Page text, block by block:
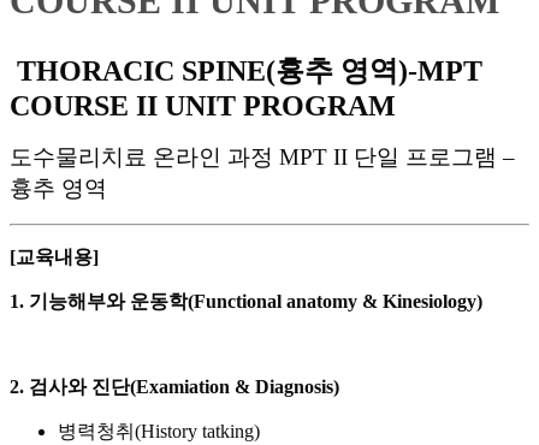
THORACIC SPINE(흉추 영역)-MPT
COURSE II UNIT PROGRAM
도수물리치료 온라인 과정 MPT II 단일 프로그램 –
흉추 영역
[교육내용]
1. 기능해부와 운동학(Functional anatomy & Kinesiology)
2. 검사와 진단(Examiation & Diagnosis)
병력청취(History tatking)